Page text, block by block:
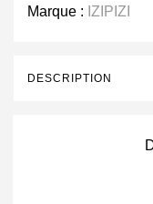
Marque : IZIPIZI
DESCRIPTION